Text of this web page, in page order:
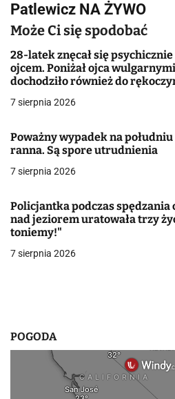
g
a
c
j
a
w
p
s
u
Patlewicz NA ŻYWO
Może Ci się spodobać
28-latek znęcał się
ojcem. Poniżał ojca
dochodziło również do
7 sierpnia 2026
Poważny wypadek na
ranna. Są spore utrudnienia
7 sierpnia 2026
Policjantka podczas spędzania
nad jeziorem uratowała trzy
toniemy!"
7 sierpnia 2026
POGODA